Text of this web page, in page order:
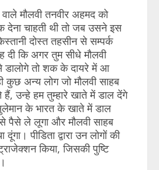
वाले मौलवी तनवीर अहमद को
चाहती थी तो जब उसने इस
दोस्त तहसीन से सम्पर्क
दी कि अगर तुम सीधे मौलवी
तो शक के दायरे में आ
अन्य लोग जो मौलवी साहब
उन्हे हम तुम्हारे खाते में डाल देंगे
के भारत के खाते में डाल
पैसे ले लूगा और मौलवी साहब
पीडिता द्वारा उन लोगों की
किया, जिसकी पुष्टि